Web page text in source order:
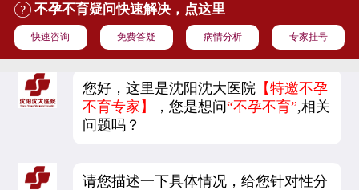
不孕不育疑问快速解决，点这里
快速咨询 免费答疑 病情分析 专家挂号
您好，这里是沈阳沈大医院 【特邀不孕
不育专家】
，您是想问“不孕不育”,相关
问题吗？
请您描述一下具体情况，给您针对性分